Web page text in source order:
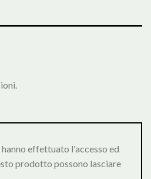
effettuato l'accesso ed
prodotto possono lasciare